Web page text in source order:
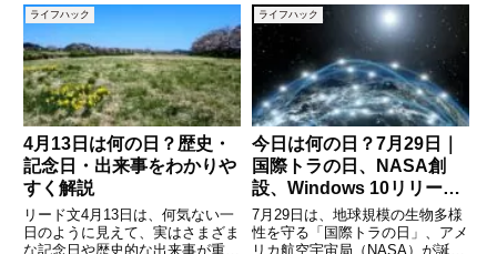
ています。歴史的意義を持つ国際
的な記念日から、食や文化に根ざ
した日本独自の記念日まで、その
背景を知ると日付の印象が少し
した。すすきを飾り、月に感謝し
ながらいただく「月見団子」は、
この季節を彩る大切な風習です。
今回は、中秋の名月の由来や月見
ライフハック
4月13日は何の日？歴史・
記念日・出来事をわかりや
すく解説
リード文4月13日は、何気ない一
日のように見えて、実はさまざま
な記念日や歴史的な出来事が重な
ライフハック
今日は何の日？7月29日｜
国際トラの日、NASA創
設、Windows 10リリー
ス…歴史と記念日の意味を
一気に解説
7月29日は、地球規模の生物多様
性を守る「国際トラの日」、アメ
リカ航空宇宙局（NASA）が誕生